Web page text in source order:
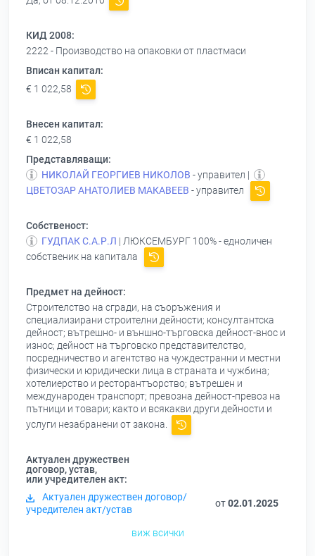
КИД 2008:
2222 - Производство на опаковки от пластмаси
Вписан капитал:
€ 1 022,58
Внесен капитал:
€ 1 022,58
Представляващи:
НИКОЛАЙ ГЕОРГИЕВ НИКОЛОВ - управител |
ЦВЕТОЗАР АНАТОЛИЕВ МАКАВЕЕВ - управител
Собственост:
ГУДПАК С.А.Р.Л | ЛЮКСЕМБУРГ 100% - едноличен
собственик на капитала
Предмет на дейност:
Строителство на сгради, на съоръжения и
специализирани строителни дейности; консултантска
дейност; вътрешно- и външно-търговска дейност-внос и
износ; дейност на търговско представителство,
посредничество и агентство на чуждестранни и местни
физически и юридически лица в страната и чужбина;
хотелиерство и ресторантъорство; вътрешен и
международен транспорт; превозна дейност-превоз на
пътници и товари; както и всякакви други дейности и
услуги незабранени от закона.
Актуален дружествен
договор, устав,
или учредителен акт:
Актуален дружествен договор/
учредителен акт/устав
от02.01.2025
виж всички